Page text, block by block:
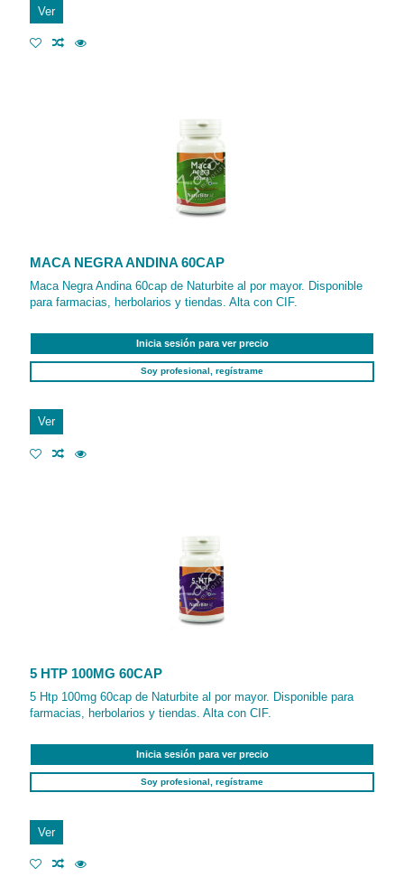
Ver
MACA NEGRA ANDINA 60CAP
Maca Negra Andina 60cap de Naturbite al por mayor. Disponible
para farmacias, herbolarios y tiendas. Alta con CIF.
Inicia sesión para ver precio
Soy profesional, regístrame
Ver
5 HTP 100MG 60CAP
5 Htp 100mg 60cap de Naturbite al por mayor. Disponible para
farmacias, herbolarios y tiendas. Alta con CIF.
Inicia sesión para ver precio
Soy profesional, regístrame
Ver